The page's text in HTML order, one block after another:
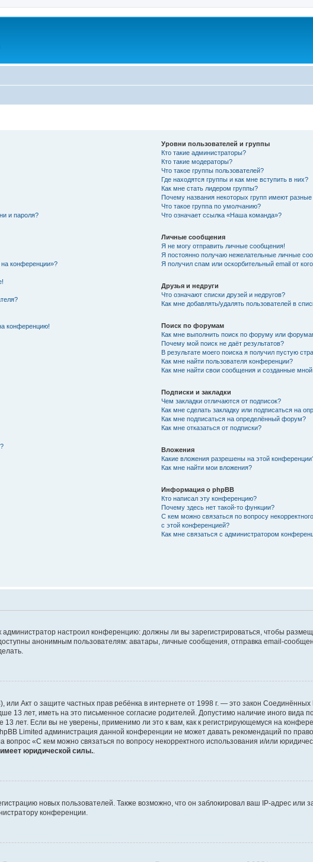
и пароля?
на конференции»?
конференцию!
Уровни пользователей и группы
Кто такие администраторы?
Кто такие модераторы?
Что такое группы пользователей?
Где находятся группы и как мне вступить в них?
Как мне стать лидером группы?
Почему названия некоторых групп имеют разные
Что такое группа по умолчанию?
Что означает ссылка «Наша команда»?
Личные сообщения
Я не могу отправить личные сообщения!
Я постоянно получаю нежелательные личные
Я получил спам или оскорбительный email от
Друзья и недруги
Что означают списки друзей и недругов?
Как мне добавлять/удалять пользователей в
Поиск по форумам
Как мне выполнить поиск по форуму или
Почему мой поиск не даёт результатов?
В результате моего поиска я получил пустую
Как мне найти пользователя конференции?
Как мне найти свои сообщения и созданные
Подписки и закладки
Чем закладки отличаются от подписок?
Как мне сделать закладку или подписаться на
Как мне подписаться на определённый форум?
Как мне отказаться от подписки?
Вложения
Какие вложения разрешены на этой
Как мне найти мои вложения?
Информация о phpBB
Кто написал эту конференцию?
Почему здесь нет такой-то функции?
С кем можно связаться по вопросу
с этой конференцией?
Как мне связаться с администратором
администратор настроил конференцию: должны ли вы зарегистрироваться, чтобы
анонимным пользователям: аватары, личные сообщения, отправка email-
или Акт о защите частных прав ребёнка в интернете от 1998 г. — это закон
13 лет, иметь на это письменное согласие родителей. Допустимо наличие иного вида
лет. Если вы не уверены, применимо ли это к вам, как к регистрирующемуся на
Limited администрация данной конференции не может давать рекомендаций по
«С кем можно связаться по вопросу некорректного использования и/или
юридической силы.
новых пользователей. Также возможно, что он заблокировал ваш IP-адрес или
конференции.